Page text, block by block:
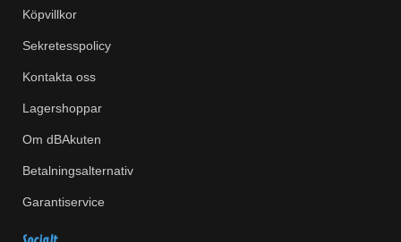
Köpvillkor
Sekretesspolicy
Kontakta oss
Lagershoppar
Om dBAkuten
Betalningsalternativ
Garantiservice